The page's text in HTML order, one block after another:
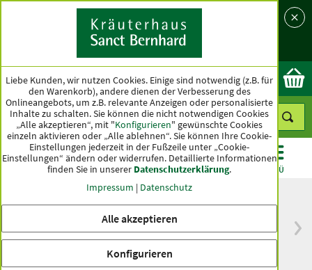
Land
Ok
KATEGORIEN ANGEBOTE TOPSELLER MENÜ
versandkostenfrei
innerhalb Deutschlands
Spitzenqualität seit
Liebe Kunden, wir nutzen Cookies. Einige sind notwendig (z.B. für
den Warenkorb), andere dienen der Verbesserung des
Onlineangebots, um z.B. relevante Anzeigen oder personalisierte
Inhalte zu schalten. Sie können die nicht notwendigen Cookies
„Alle akzeptieren“, mit "Konfigurieren" gewünschte Cookies
einzeln aktivieren oder „Alle ablehnen“. Sie können Ihre Cookie-
Einstellungen jederzeit in der Fußzeile unter „Cookie-
Einstellungen“ ändern oder widerrufen. Detaillierte Informationen
finden Sie in unserer Datenschutzerklärung.
Impressum | Datenschutz
Alle akzeptieren
Konfigurieren